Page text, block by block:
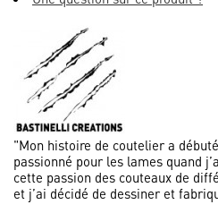
"Mon histoire de coutelier a
passionné pour les lames quand
cette passion des couteaux de
et j’ai décidé de dessiner et